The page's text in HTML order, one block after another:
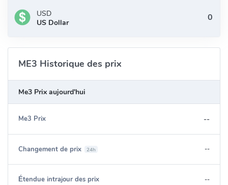
USD
US Dollar
ME3 Historique des prix
Me3 Prix aujourd'hui
Me3 Prix --
Changement de prix 24h --
Étendue intrajour des prix --